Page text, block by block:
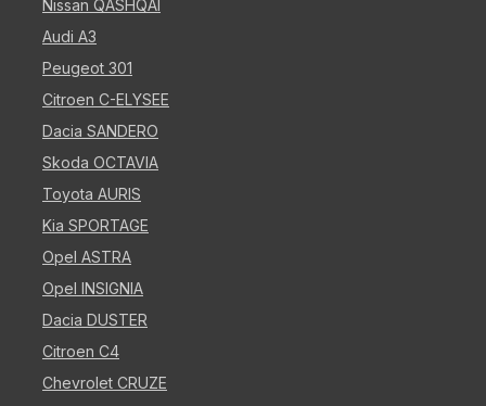
Nissan QASHQAI
Audi A3
Peugeot 301
Citroen C-ELYSEE
Dacia SANDERO
Skoda OCTAVIA
Toyota AURIS
Kia SPORTAGE
Opel ASTRA
Opel INSIGNIA
Dacia DUSTER
Citroen C4
Chevrolet CRUZE